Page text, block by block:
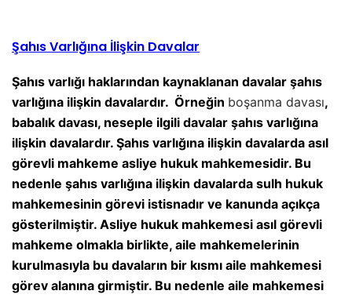
Şahıs Varlığına İlişkin Davalar
Şahıs varlığı haklarından kaynaklanan davalar şahıs
varlığına ilişkin davalardır. Örneğin boşanma davası,
babalık davası, neseple ilgili davalar şahıs varlığına
ilişkin davalardır. Şahıs varlığına ilişkin davalarda asıl
görevli mahkeme asliye hukuk mahkemesidir. Bu
nedenle şahıs varlığına ilişkin davalarda sulh hukuk
mahkemesinin görevi istisnadır ve kanunda açıkça
gösterilmiştir. Asliye hukuk mahkemesi asıl görevli
mahkeme olmakla birlikte, aile mahkemelerinin
kurulmasıyla bu davaların bir kısmı aile mahkemesi
görev alanına girmiştir. Bu nedenle aile mahkemesi